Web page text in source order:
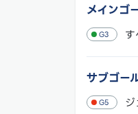
メインゴ
G3
サブゴー
G5